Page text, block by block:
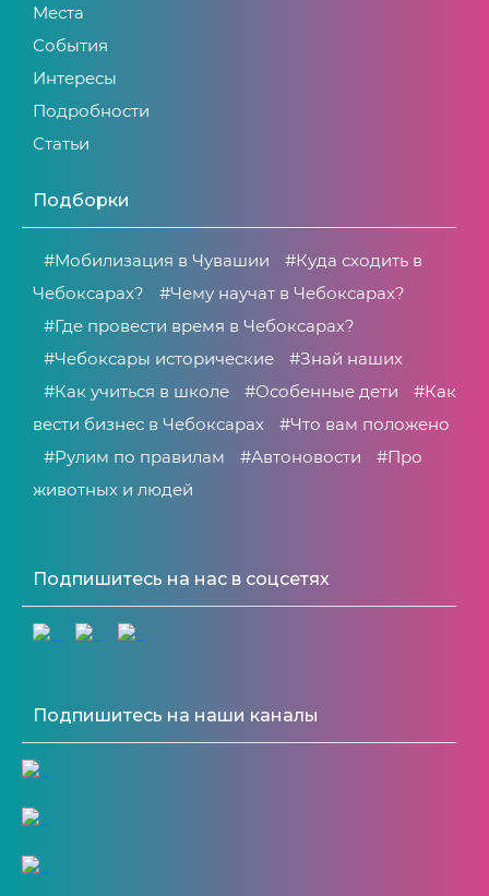
Места
События
Интересы
Подробности
Статьи
Подборки
#Мобилизация в Чувашии
#Куда сходить в
Чебоксарах?
#Чему научат в Чебоксарах?
#Где провести время в Чебоксарах?
#Чебоксары исторические
#Знай наших
#Как учиться в школе
#Особенные дети
#Как
вести бизнес в Чебоксарах
#Что вам положено
#Рулим по правилам
#Автоновости
#Про
животных и людей
Подпишитесь на нас в соцсетях
Подпишитесь на наши каналы